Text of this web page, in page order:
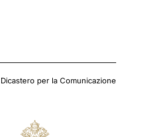
per la Comunicazione